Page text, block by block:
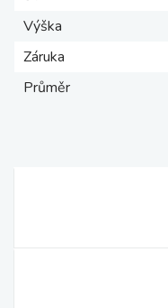
Výška
Záruka
Průměr